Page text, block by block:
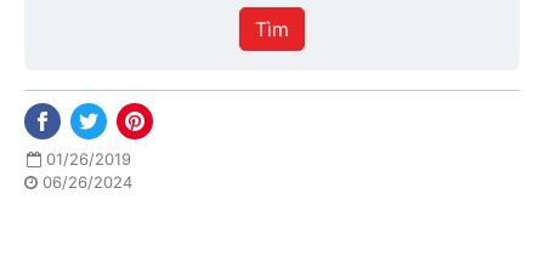
Tìm
01/26/2019
06/26/2024